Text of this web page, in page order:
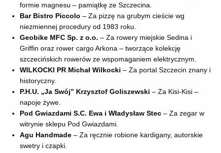
formie magnesu – pamiątkę ze Szczecina.
Bar Bistro Piccolo – Za pizzę na grubym cieście wg
niezmiennej procedury od 1983 roku.
Geobike MFC Sp. z o.o. – Za rowery miejskie Sedina i
Griffin oraz rower cargo Arkona – tworzące kolekcję
szczecińskich rowerów ze wspomaganiem elektrycznym.
WILKOCKI PR Michał Wilkocki – Za portal Szczecin znany i
historyczny.
P.H.U. „Ja Swój” Krzysztof Goliszewski – Za Kisi-Kisi –
napoje żywe.
Pod Gwiazdami S.C. Ewa i Władysław Stec – Za zegar w
witrynie sklepu Pod Gwiazdami.
Agu Handmade – Za ręcznie robione kardigany, autorskie
swetry i czapki.